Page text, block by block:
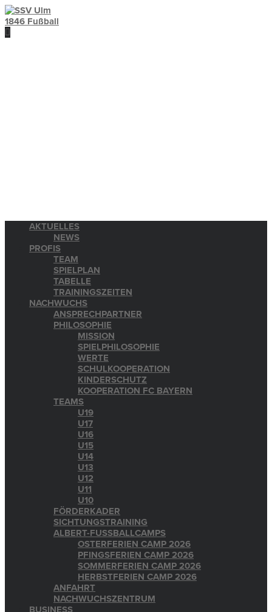
AKTUELLES
NEWS
PROFIS
TEAM
SPIELPLAN
TABELLE
TRAININGSZEITEN
NACHWUCHS
ANSPRECHPARTNER
PHILOSOPHIE
MISSION
SPIELPHILOSOPHIE
WERTE
SCHULKOOPERATION
KINDERSCHUTZ
KOOPERATION FC BAYERN
TEAMS
U19
U17
U16
U15
U14
U13
U12
U11
U10
FÖRDERKADER
SICHTUNGSTRAINING
ALBERT-FUSSBALLCAMPS
OSTERFERIEN CAMP 2026
PFINGSFERIEN CAMP 2026
SOMMERFERIEN CAMP 2026
HERBSTFERIEN CAMP 2026
ANFAHRT
NACHWUCHSZENTRUM
BUSINESS